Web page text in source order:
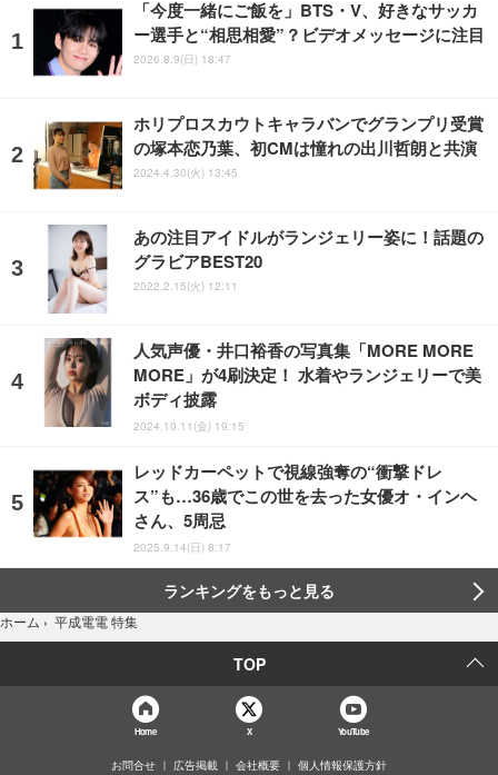
「今度一緒にご飯を」BTS・V、好きなサッカ
ー選手と“相思相愛”？ビデオメッセージに注目
2026.8.9(日) 18:47
ホリプロスカウトキャラバンでグランプリ受賞
の塚本恋乃葉、初CMは憧れの出川哲朗と共演
2024.4.30(火) 13:45
あの注目アイドルがランジェリー姿に！話題の
グラビアBEST20
2022.2.15(火) 12:11
人気声優・井口裕香の写真集「MORE MORE
MORE」が4刷決定！ 水着やランジェリーで美
ボディ披露
2024.10.11(金) 19:15
レッドカーペットで視線強奪の“衝撃ドレ
ス”も…36歳でこの世を去った女優オ・インヘ
さん、5周忌
2025.9.14(日) 8:17
ランキングをもっと見る
ホーム › 平成電電 特集
TOP
Home X YouTube
お問合せ 広告掲載 会社概要 個人情報保護方針